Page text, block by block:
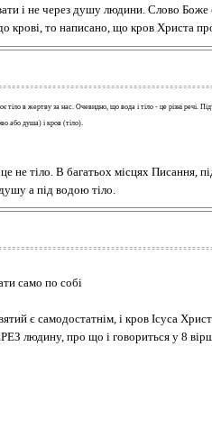
і не через душу людини. Слово
то написано, що кров Христа
в жертву за нас. Очевидно, що вода і тіло - це різні речі.
або душа) і кров (тіло).
не тіло. В багатьох місцях Писання,
а під водою тіло.
само по собі
є самодостатнім, і кров Ісуса
людину, про що і говориться у 8